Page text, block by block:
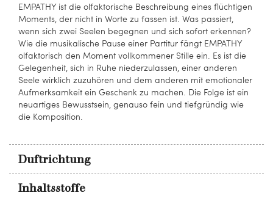
EMPATHY ist die olfaktorische Beschreibung eines flüchtigen
Moments, der nicht in Worte zu fassen ist. Was passiert,
wenn sich zwei Seelen begegnen und sich sofort erkennen?
Wie die musikalische Pause einer Partitur fängt EMPATHY
olfaktorisch den Moment vollkommener Stille ein. Es ist die
Gelegenheit, sich in Ruhe niederzulassen, einer anderen
Seele wirklich zuzuhören und dem anderen mit emotionaler
Aufmerksamkeit ein Geschenk zu machen. Die Folge ist ein
neuartiges Bewusstsein, genauso fein und tiefgründig wie
die Komposition.
Duftrichtung
Inhaltsstoffe